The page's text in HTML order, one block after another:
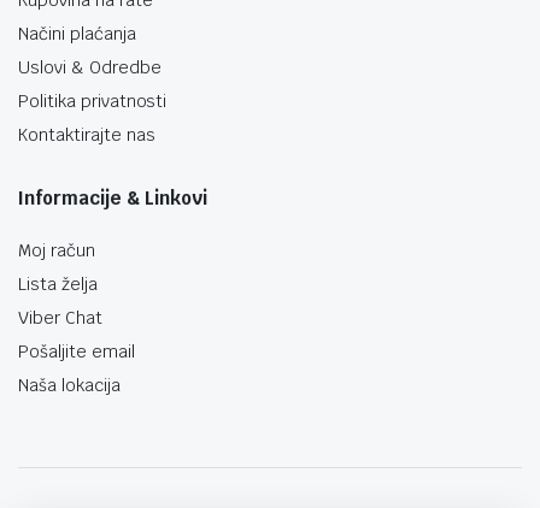
Načini plaćanja
Uslovi & Odredbe
Politika privatnosti
Kontaktirajte nas
Informacije & Linkovi
Moj račun
Lista želja
Viber Chat
Pošaljite email
Naša lokacija